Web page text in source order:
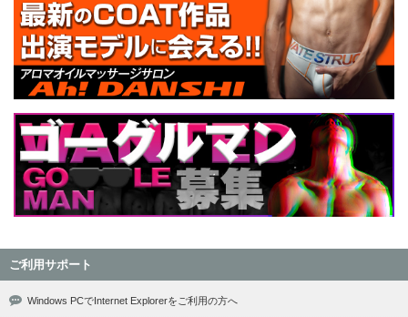
ご利用サポート
Windows PCでInternet Explorerをご利用の方へ